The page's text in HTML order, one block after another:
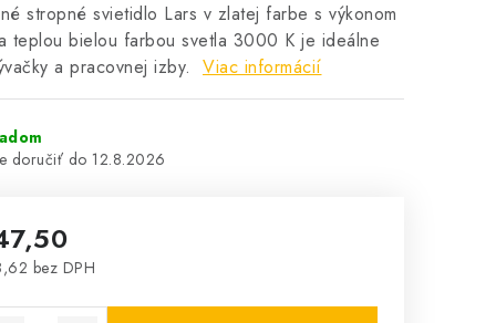
stropné svietidlo Lars v zlatej farbe s výkonom
teplou bielou farbou svetla 3000 K je ideálne
a pracovnej izby. Viac informácií
12.8.2026
bez DPH